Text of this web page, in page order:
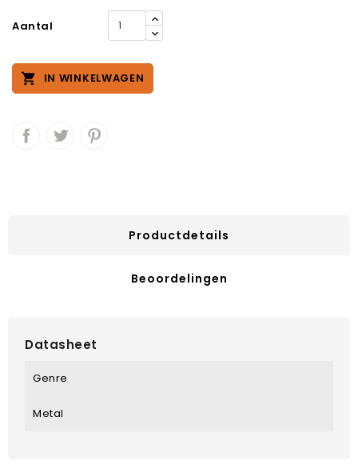
Aantal
 IN WINKELWAGEN
Productdetails
Beoordelingen
Datasheet
Genre
Metal